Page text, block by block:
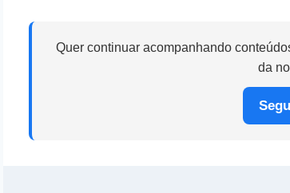
Quer continuar acompanhando
da